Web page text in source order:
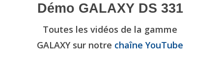
Démo GALAXY DS 331
Toutes les vidéos de la gamme
GALAXY sur notre chaîne YouTube